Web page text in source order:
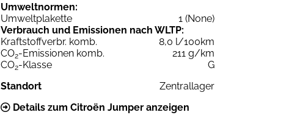
Umweltnormen:
Umweltplakette
1 (None)
Verbrauch und Emissionen nach WLTP:
Kraftstoffverbr. komb.
8,0 l/100km
CO2-Emissionen komb.
211 g/km
CO2-Klasse
G
Standort
Zentrallager
Details zum Citroën Jumper anzeigen